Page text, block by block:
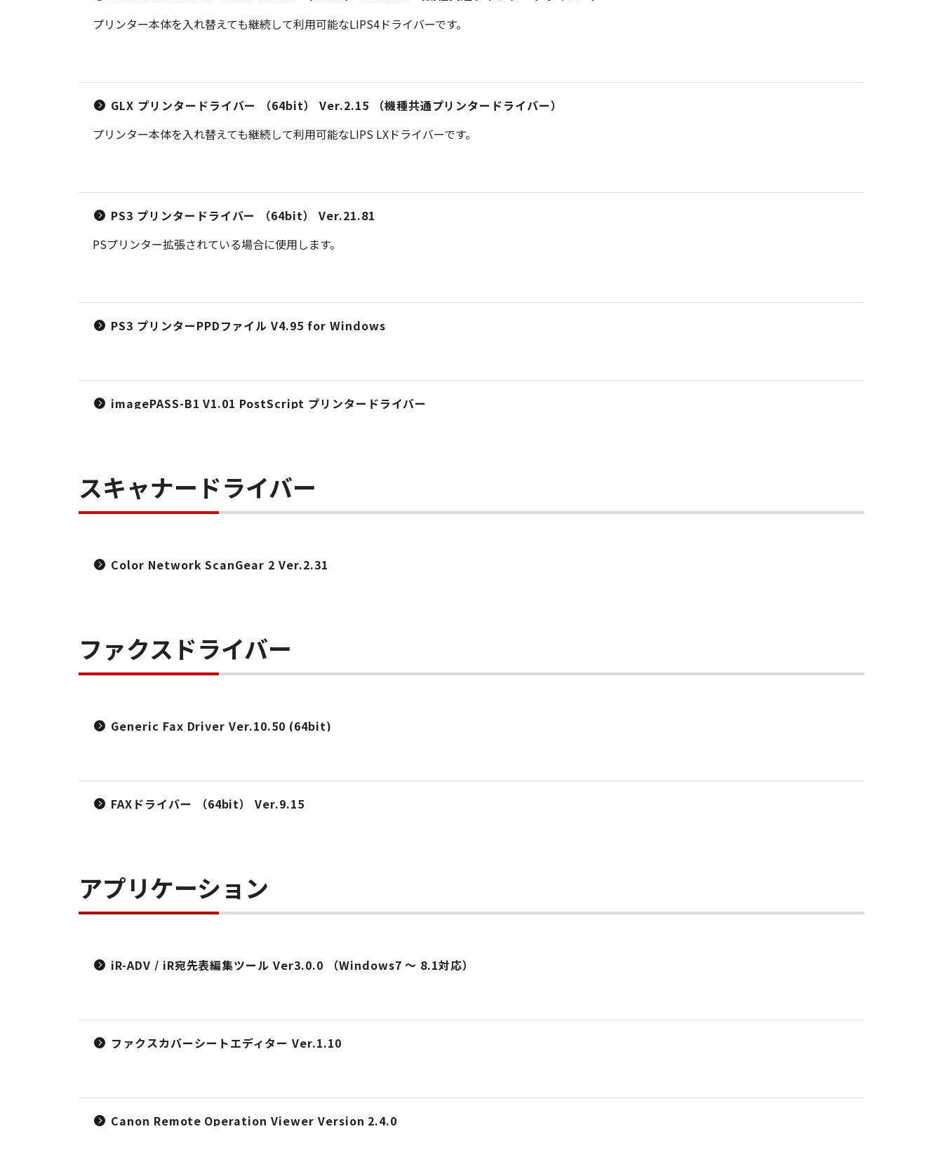
プリンター本体を入れ替えても継続して利用可能なLIPS4ドライバーです。
GLX プリンタードライバー （64bit） Ver.2.15 （機種共通プリンタードライバー）
プリンター本体を入れ替えても継続して利用可能なLIPS LXドライバーです。
PS3 プリンタードライバー （64bit） Ver.21.81
PSプリンター拡張されている場合に使用します。
PS3 プリンターPPDファイル V4.95 for Windows
imagePASS-B1 V1.01 PostScript プリンタードライバー
スキャナードライバー
Color Network ScanGear 2 Ver.2.31
ファクスドライバー
Generic Fax Driver Ver.10.50 (64bit)
FAXドライバー （64bit） Ver.9.15
アプリケーション
iR-ADV / iR宛先表編集ツール Ver3.0.0 （Windows7 ～ 8.1対応）
ファクスカバーシートエディター Ver.1.10
Canon Remote Operation Viewer Version 2.4.0